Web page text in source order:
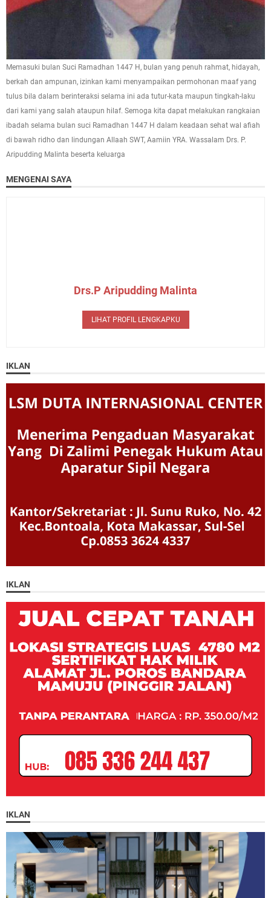
Memasuki bulan Suci Ramadhan 1447 H, bulan yang penuh rahmat, hidayah,
berkah dan ampunan, izinkan kami menyampaikan permohonan maaf yang
tulus bila dalam berinteraksi selama ini ada tutur-kata maupun tingkah-laku
dari kami yang salah ataupun hilaf. Semoga kita dapat melakukan rangkaian
ibadah selama bulan suci Ramadhan 1447 H dalam keadaan sehat wal afiah
di bawah ridho dan lindungan Allaah SWT, Aamiin YRA. Wassalam Drs. P.
Aripudding Malinta beserta keluarga
MENGENAI SAYA
Drs.P Aripudding Malinta
LIHAT PROFIL LENGKAPKU
IKLAN
IKLAN
IKLAN